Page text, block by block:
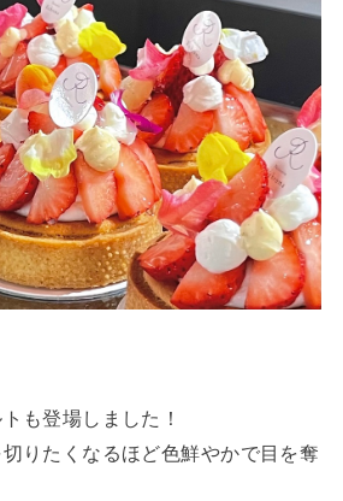
も登場しました！
りたくなるほど色鮮やかで目を奪